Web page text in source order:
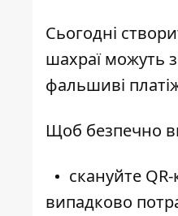
Сьогодні
шахраї можуть
фальшиві
Щоб безпечно
скануйте
випадково